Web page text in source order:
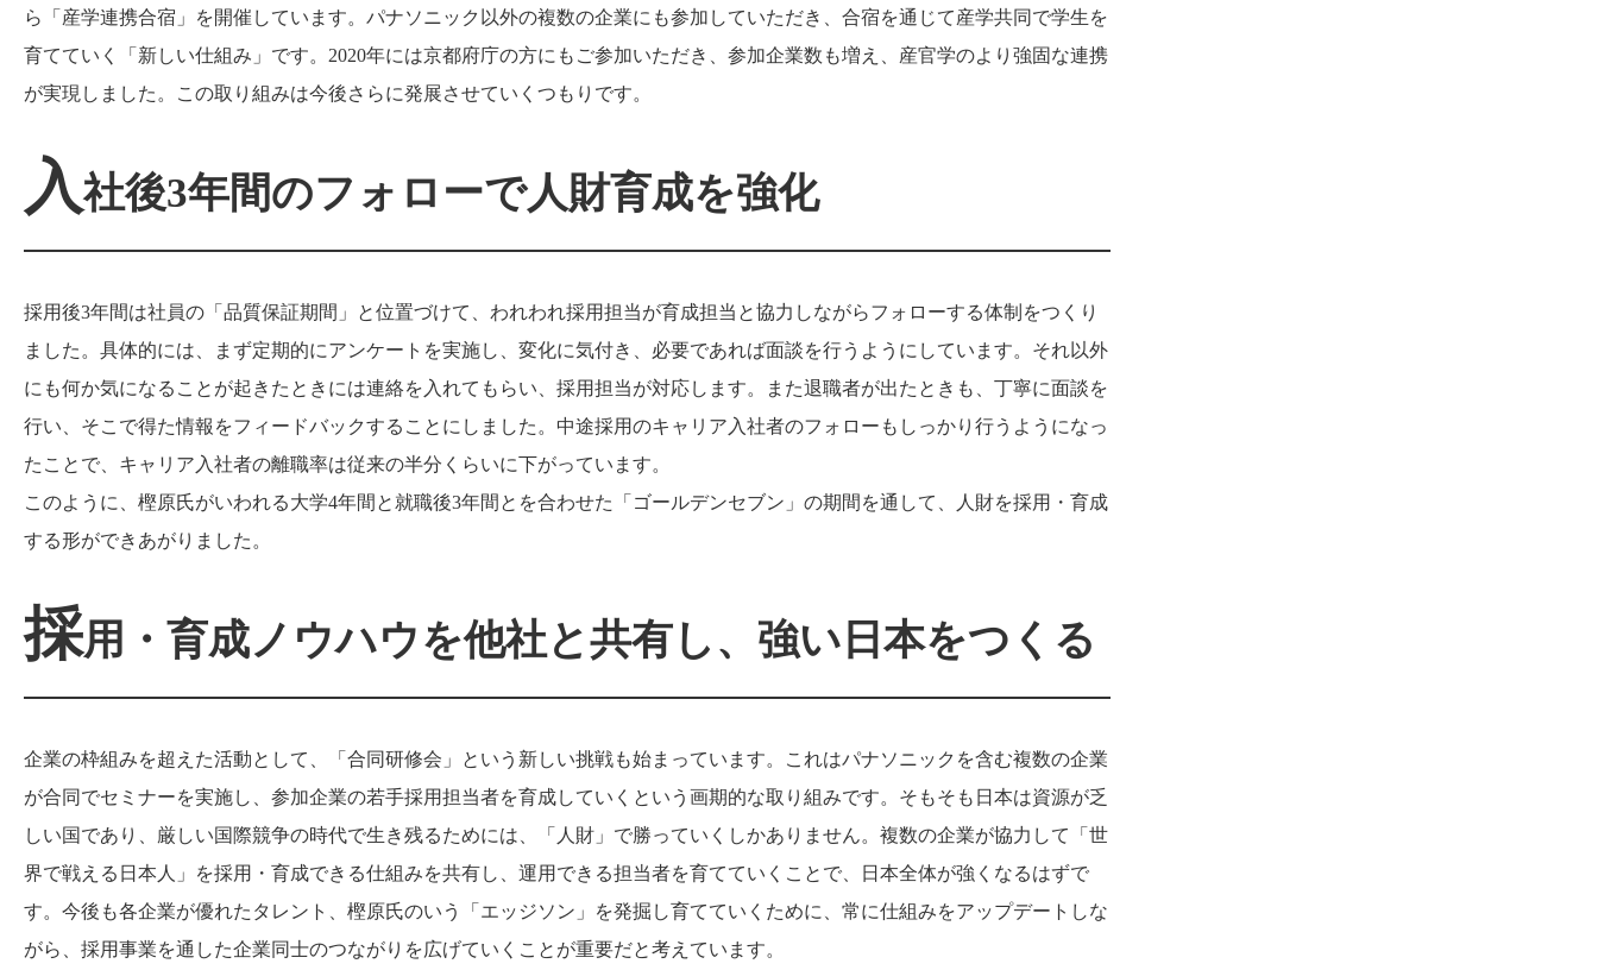
ら「産学連携合宿」を開催しています。パナソニック以外の複数の企業にも参加していただき、合宿を通じて産学共同で学生を
育てていく「新しい仕組み」です。 2020年には京都府庁の方にもご参加いただき、参加企業数も増え、産官学のより強固な連携
が実現しました。この取り組みは今後さらに発展させていくつもりです。
入社後3年間のフォローで人財育成を強化
採用後3年間は社員の「品質保証期間」と位置づけて、われわれ採用担当が育成担当と協力しながらフォローする体制をつくり
ました。具体的には、まず定期的にアンケートを実施し、変化に気付き、必要であれば面談を行うようにしています。それ以外
にも何か気になることが起きたときには連絡を入れてもらい、採用担当が対応します。また退職者が出たときも、丁寧に面談を
行い、そこで得た情報をフィードバックすることにしました。中途採用のキャリア入社者のフォローもしっかり行うようになっ
たことで、キャリア入社者の離職率は従来の半分くらいに下がっています。
このように、樫原氏がいわれる大学4年間と就職後3年間とを合わせた「ゴールデンセブン」の期間を通して、人財を採用・育成
する形ができあがりました。
採用・育成ノウハウを他社と共有し、強い日本をつくる
企業の枠組みを超えた活動として、「合同研修会」という新しい挑戦も始まっています。これはパナソニックを含む複数の企業
が合同でセミナーを実施し、参加企業の若手採用担当者を育成していくという画期的な取り組みです。そもそも日本は資源が乏
しい国であり、厳しい国際競争の時代で生き残るためには、「人財」で勝っていくしかありません。複数の企業が協力して「世
界で戦える日本人」を採用・育成できる仕組みを共有し、運用できる担当者を育てていくことで、日本全体が強くなるはずで
す。今後も各企業が優れたタレント、樫原氏のいう「エッジソン」を発掘し育てていくために、常に仕組みをアップデートしな
がら、採用事業を通した企業同士のつながりを広げていくことが重要だと考えています。